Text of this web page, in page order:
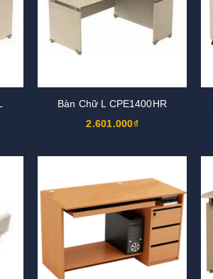
Bàn Chữ L CPE1400HR
2.601.000₫